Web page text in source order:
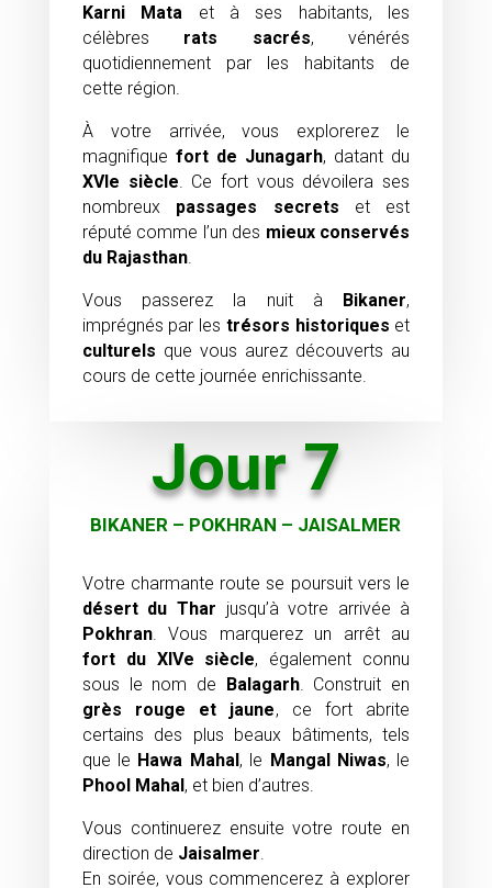
Karni Mata et à ses habitants, les
célèbres rats sacrés, vénérés
quotidiennement par les habitants de
cette région.
À votre arrivée, vous explorerez le
magnifique fort de Junagarh, datant du
XVIe siècle . Ce fort vous dévoilera ses
nombreux passages secrets et est
réputé comme l’un des mieux conservés
du Rajasthan.
Vous passerez la nuit à Bikaner,
imprégnés par les trésors historiques et
culturels que vous aurez découverts au
cours de cette journée enrichissante.
Jour 7
BIKANER – POKHRAN – JAISALMER
Votre charmante route se poursuit vers le
désert du Thar jusqu’à votre arrivée à
Pokhran. Vous marquerez un arrêt au
fort du XIVe siècle, également connu
sous le nom de Balagarh. Construit en
grès rouge et jaune, ce fort abrite
certains des plus beaux bâtiments, tels
que le Hawa Mahal, le Mangal Niwas, le
Phool Mahal, et bien d’autres.
Vous continuerez ensuite votre route en
direction de Jaisalmer
En soirée, vous commencerez à explorer